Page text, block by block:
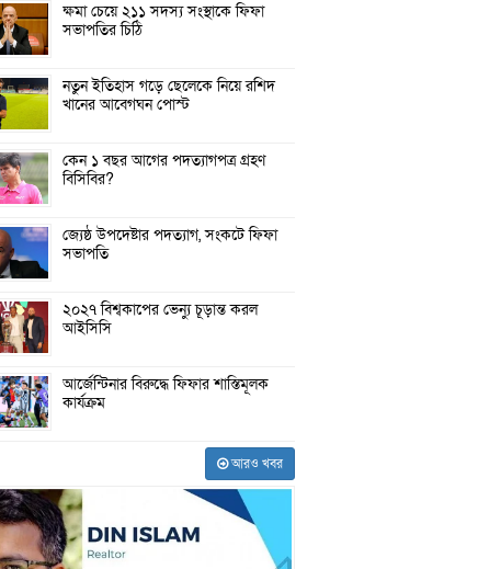
ক্ষমা চেয়ে ২১১ সদস্য সংস্থাকে ফিফা
সভাপতির চিঠি
নতুন ইতিহাস গড়ে ছেলেকে নিয়ে রশিদ
খানের আবেগঘন পোস্ট
কেন ১ বছর আগের পদত্যাগপত্র গ্রহণ
বিসিবির?
জ্যেষ্ঠ উপদেষ্টার পদত্যাগ, সংকটে ফিফা
সভাপতি
২০২৭ বিশ্বকাপের ভেন্যু চূড়ান্ত করল
আইসিসি
আর্জেন্টিনার বিরুদ্ধে ফিফার শাস্তিমূলক
কার্যক্রম
আরও খবর